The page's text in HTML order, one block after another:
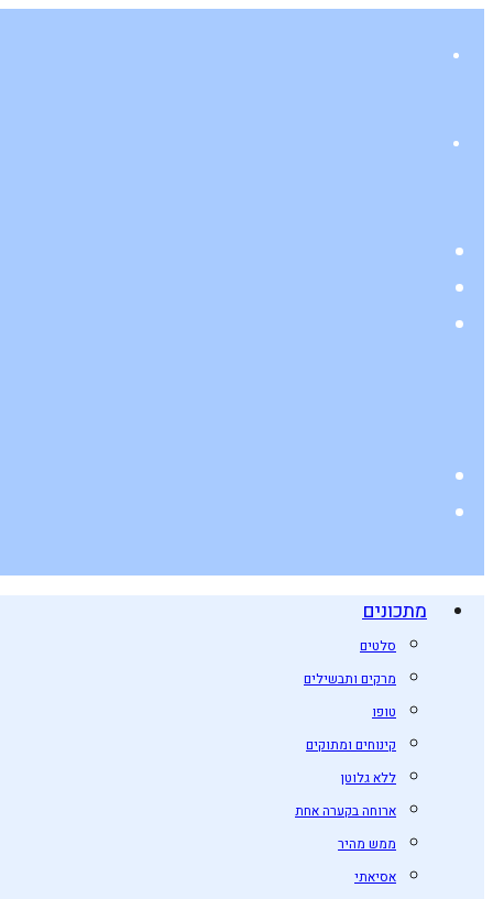
מתכונים
סלטים
מרקים ותבשילים
טופו
קינוחים ומתוקים
ללא גלוטן
ארוחה בקערה אחת
ממש מהיר
אסיאתי